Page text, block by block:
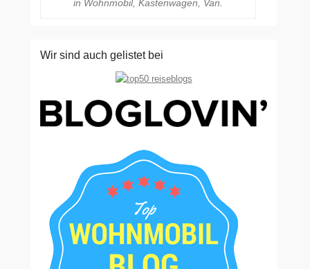
in Wohnmobil, Kastenwagen, Van.
Wir sind auch gelistet bei